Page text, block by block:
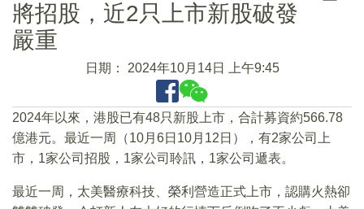
將招股，近2只上市新股破發
嚴重
日期： 2024年10月14日 上午9:45
2024年以來，港股已有48只新股上市，合計募資約566.78
億港元。最近一周（10月6日10月12日），有2家公司上
市，1家公司招股，1家公司聆訊，1家公司遞表。
最近一周，太美醫療科技、榮利營造正式上市，認購火熱卻